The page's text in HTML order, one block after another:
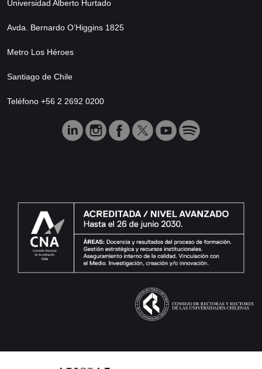
Universidad Alberto Hurtado
Avda. Bernardo O’Higgins 1825
Metro Los Héroes
Santiago de Chile
Teléfono +56 2 2692 0200